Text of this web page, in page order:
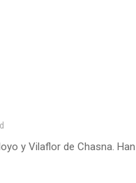
y Vilaflor de Chasna.